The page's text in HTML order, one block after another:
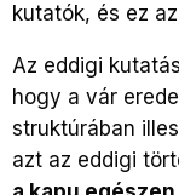
kutatók, és ez
Az eddigi
hogy a vár
struktúrában
azt az eddigi